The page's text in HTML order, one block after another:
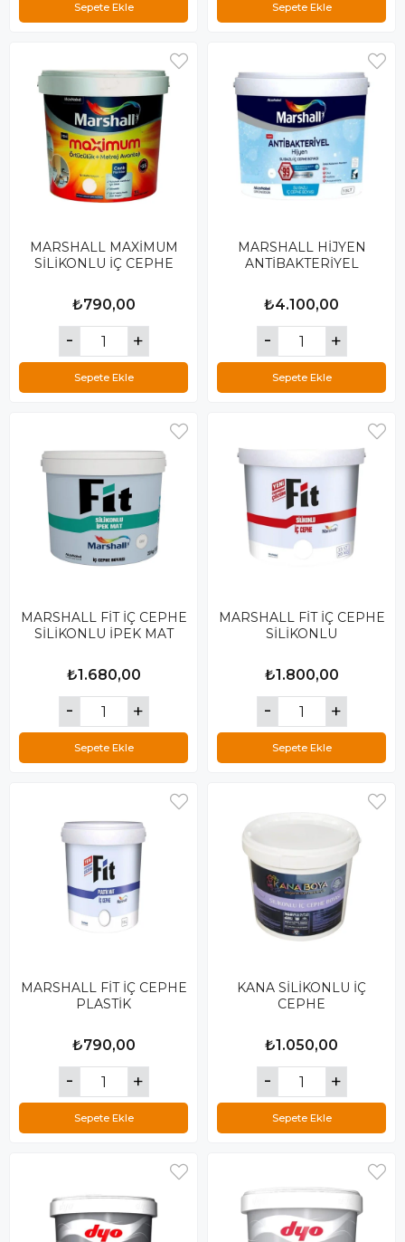
Sepete Ekle Sepete Ekle
MARSHALL MAXİMUM
SİLİKONLU İÇ CEPHE
₺790,00
Sepete Ekle
MARSHALL HİJYEN
ANTİBAKTERİYEL
₺4.100,00
Sepete Ekle
MARSHALL FİT İÇ CEPHE
SİLİKONLU İPEK MAT
₺1.680,00
Sepete Ekle
MARSHALL FİT İÇ CEPHE
SİLİKONLU
₺1.800,00
Sepete Ekle
MARSHALL FİT İÇ CEPHE
PLASTİK
₺790,00
Sepete Ekle
KANA SİLİKONLU İÇ
CEPHE
₺1.050,00
Sepete Ekle